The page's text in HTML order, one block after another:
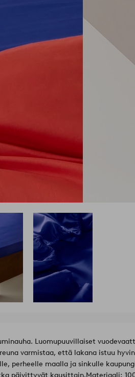
Luomupuuvillaiset
varmistaa, että lakana istuu hyvin
perheelle maalla ja sinkulle
päivittyvät kausittain.Materiaali: 100%